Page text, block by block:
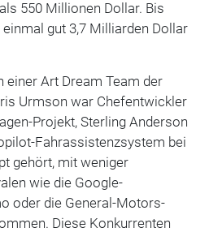
550 Millionen Dollar. Bis
gut 3,7 Milliarden Dollar
einer Art Dream Team der
Urmson war Chefentwickler
Projekt, Sterling Anderson
Fahrassistenzsystem bei
gehört, mit weniger
wie die Google-
oder die General-Motors-
Diese Konkurrenten